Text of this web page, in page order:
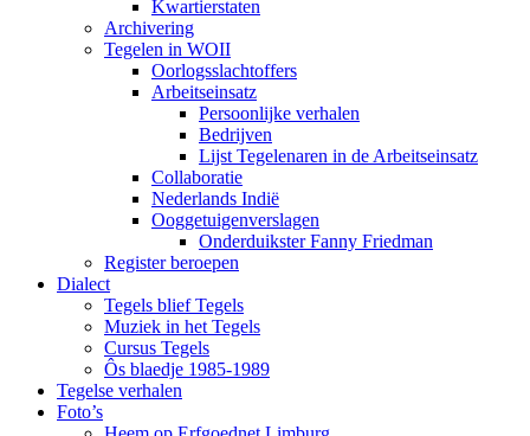
Kwartierstaten
Archivering
Tegelen in WOII
Oorlogsslachtoffers
Arbeitseinsatz
Persoonlijke verhalen
Bedrijven
Lijst Tegelenaren in de Arbeitseinsatz
Collaboratie
Nederlands Indië
Ooggetuigenverslagen
Onderduikster Fanny Friedman
Register beroepen
Dialect
Tegels blief Tegels
Muziek in het Tegels
Cursus Tegels
Ôs blaedje 1985-1989
Tegelse verhalen
Foto’s